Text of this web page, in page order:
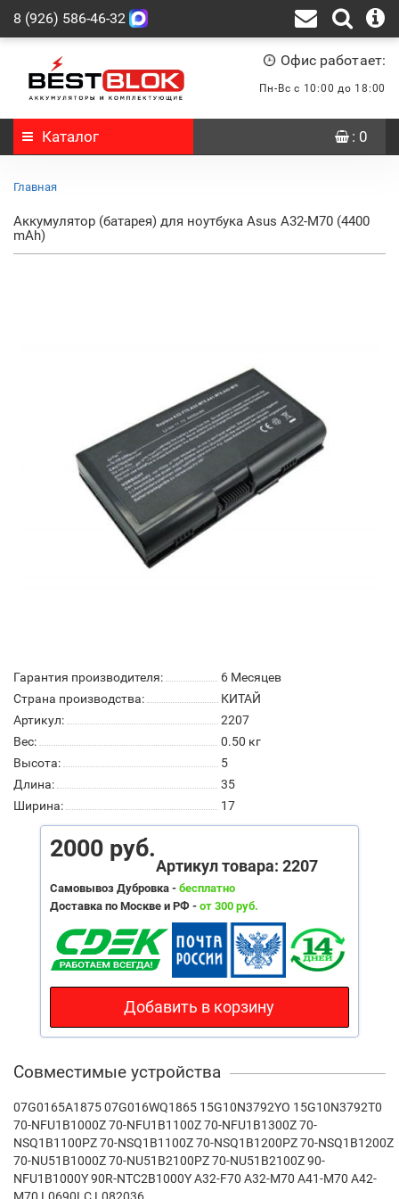
8 (926) 586-46-32
Офис работает:
Пн-Вс с 10:00 до 18:00
Каталог : 0
Главная
Аккумулятор (батарея) для ноутбука Asus A32-M70 (4400
mAh)
Гарантия производителя:
6 Месяцев
Страна производства:
КИТАЙ
Артикул:
2207
Вес:
0.50 кг
Высота:
5
Длина:
35
Ширина:
17
2000 руб.
Артикул товара: 2207
Самовывоз Дубровка - бесплатно
Доставка по Москве и РФ - от 300 руб.
Добавить в корзину
Совместимые устройства
07G0165A1875 07G016WQ1865 15G10N3792YO 15G10N3792T0
70-NFU1B1000Z 70-NFU1B1100Z 70-NFU1B1300Z 70-
NSQ1B1100PZ 70-NSQ1B1100Z 70-NSQ1B1200PZ 70-NSQ1B1200Z
70-NU51B1000Z 70-NU51B2100PZ 70-NU51B2100Z 90-
NFU1B1000Y 90R-NTC2B1000Y A32-F70 A32-M70 A41-M70 A42-